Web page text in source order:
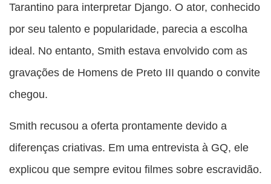
Tarantino para interpretar Django. O ator, conhecido
por seu talento e popularidade, parecia a escolha
ideal. No entanto, Smith estava envolvido com as
gravações de Homens de Preto III quando o convite
chegou.
Smith recusou a oferta prontamente devido a
diferenças criativas. Em uma entrevista à GQ, ele
explicou que sempre evitou filmes sobre escravidão.